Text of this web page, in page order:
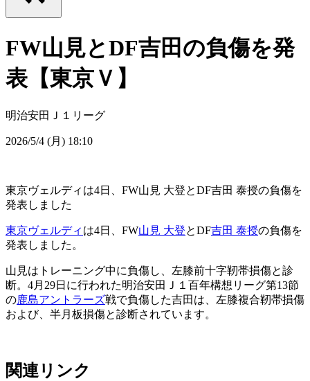
FW山見とDF吉田の負傷を発
表【東京Ｖ】
明治安田Ｊ１リーグ
2026/5/4 (月) 18:10
東京ヴェルディは4日、FW山見 大登とDF吉田 泰授の負傷を
発表しました
東京ヴェルディ は4日、FW山見 大登とDF吉田 泰授の負傷を
発表しました。
山見はトレーニング中に負傷し、左膝前十字靭帯損傷と診
断。4月29日に行われた明治安田Ｊ１百年構想リーグ第13節
の鹿島アントラーズ戦で負傷した吉田は、左膝複合靭帯損傷
および、半月板損傷と診断されています。
関連リンク